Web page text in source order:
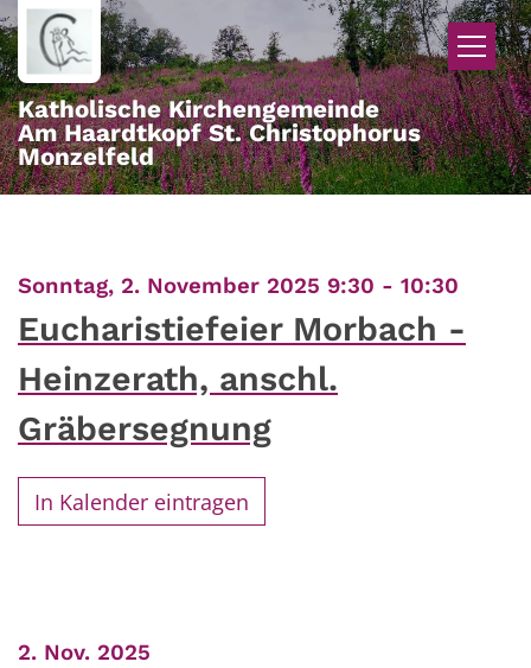
Zum Inhalt springen
Katholische Kirchengemeinde
Am Haardtkopf St. Christophorus
Monzelfeld
Sonntag, 2. November 2025 9:30 - 10:30
Eucharistiefeier Morbach -
Heinzerath, anschl.
Gräbersegnung
In Kalender eintragen
2. Nov. 2025